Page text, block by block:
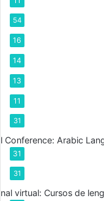
54
16
14
13
11
31
Conference: Arabic
31
31
virtual: Cursos de